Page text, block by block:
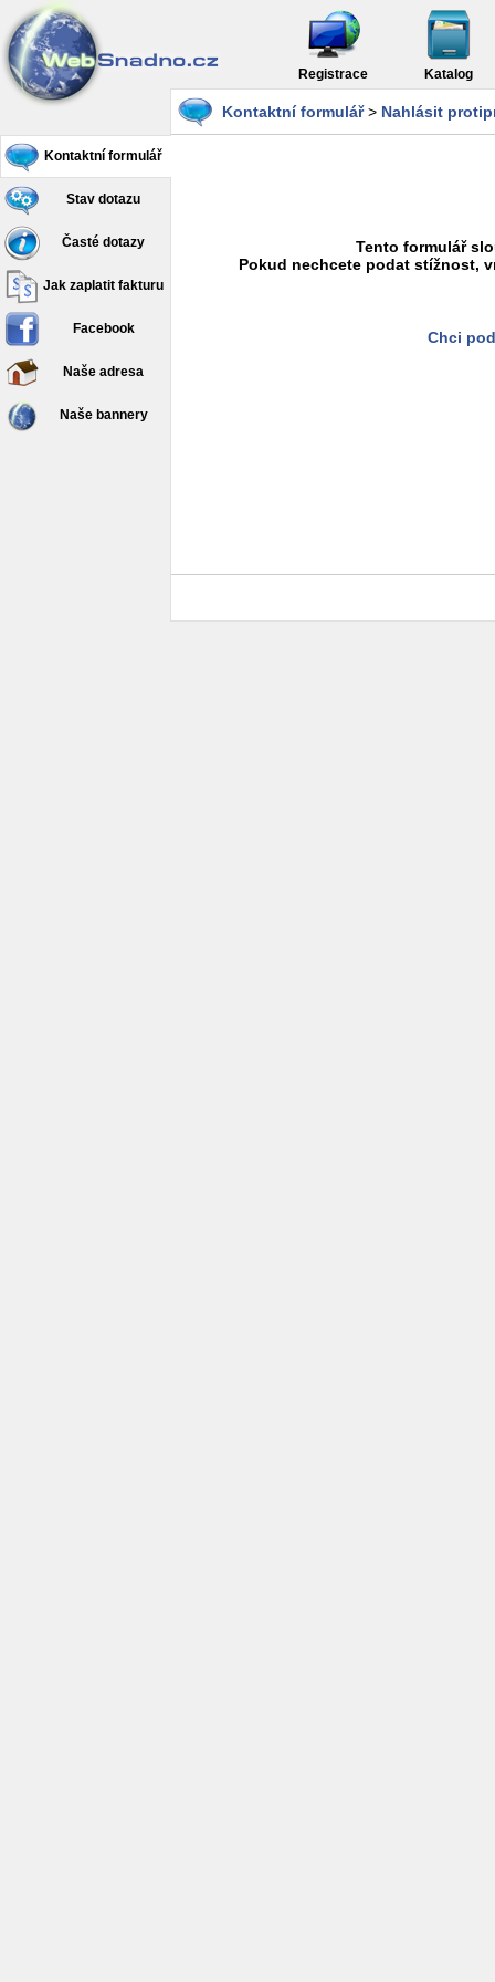
Registrace Katalog
Kontaktní formulář
Stav dotazu
Časté dotazy
Jak zaplatit fakturu
Facebook
Naše adresa
Naše bannery
Kontaktní formulář> Nahlásit
Tento formulář
Pokud nechcete podat stížnost,
Chci